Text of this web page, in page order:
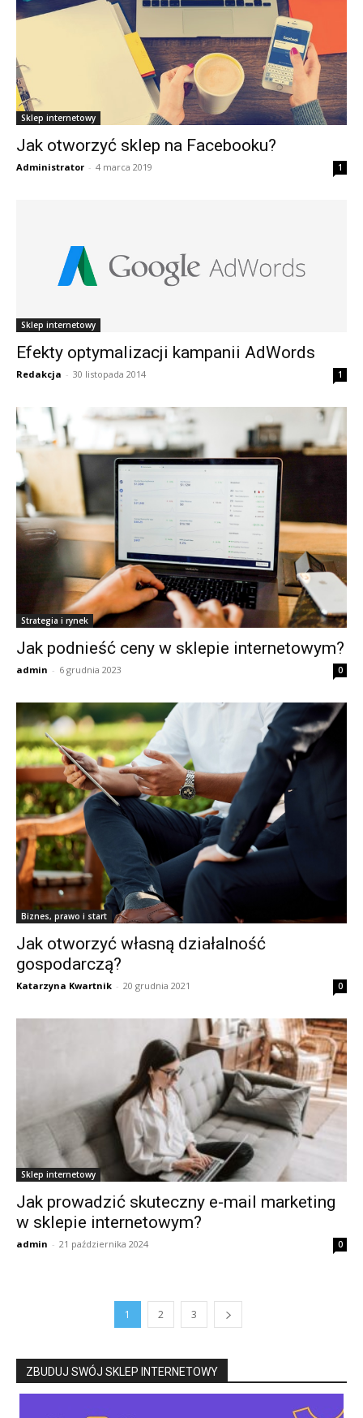
Sklep internetowy
Jak otworzyć sklep na Facebooku?
Administrator - 4 marca 2019 1
Sklep internetowy
Efekty optymalizacji kampanii AdWords
Redakcja - 30 listopada 2014 1
Strategia i rynek
Jak podnieść ceny w sklepie internetowym?
admin - 6 grudnia 2023 0
Biznes, prawo i start
Jak otworzyć własną działalność
gospodarczą?
Katarzyna Kwartnik - 20 grudnia 2021 0
Sklep internetowy
Jak prowadzić skuteczny e-mail marketing
w sklepie internetowym?
admin - 21 października 2024 0
1 2 3
ZBUDUJ SWÓJ SKLEP INTERNETOWY